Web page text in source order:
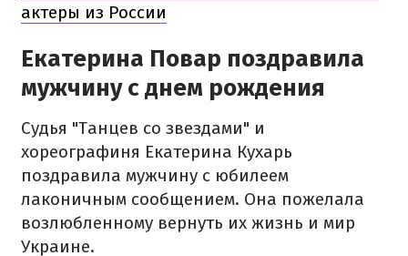
актеры из России
Екатерина Повар поздравила
мужчину с днем рождения
Судья "Танцев со звездами" и
хореографиня Екатерина Кухарь
поздравила мужчину с юбилеем
лаконичным сообщением. Она пожелала
возлюбленному вернуть их жизнь и мир
Украине.